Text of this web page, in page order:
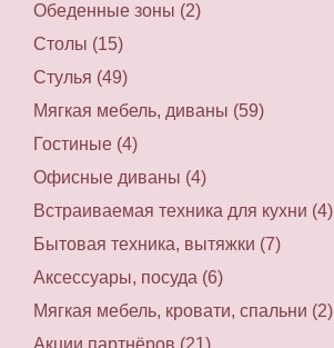
Обеденные зоны (2)
Столы (15)
Стулья (49)
Мягкая мебель, диваны (59)
Гостиные (4)
Офисные диваны (4)
Встраиваемая техника для кухни (4)
Бытовая техника, вытяжки (7)
Аксессуары, посуда (6)
Мягкая мебель, кровати, спальни (2)